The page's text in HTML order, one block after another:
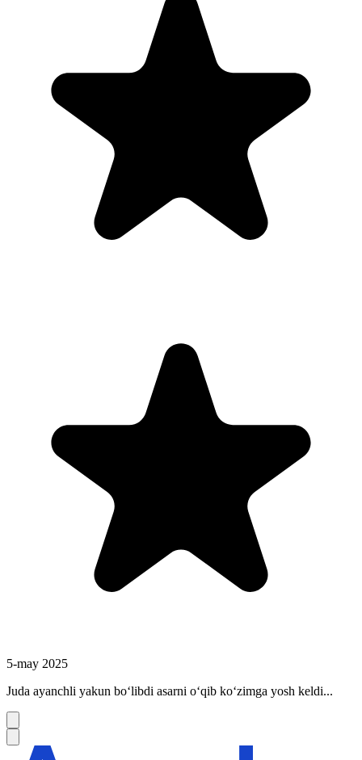
5-may 2025
Juda ayanchli yakun boʻlibdi asarni oʻqib koʻzimga yosh keldi...